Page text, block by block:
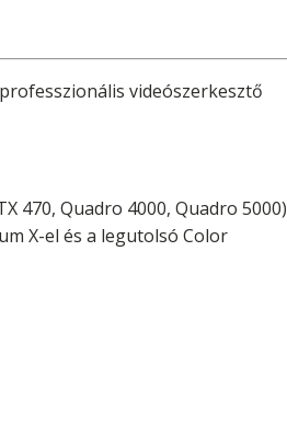
videószerkesztő
470, Quadro 4000, Quadro 5000)
X-el és a legutolsó Color